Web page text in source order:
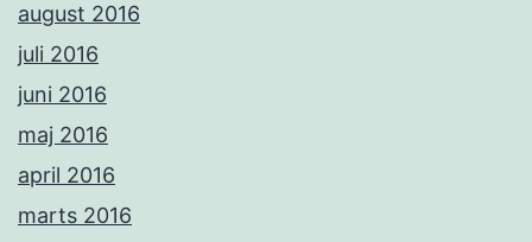
august 2016
juli 2016
juni 2016
maj 2016
april 2016
marts 2016